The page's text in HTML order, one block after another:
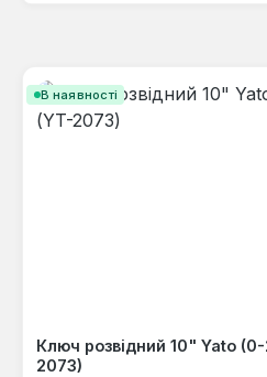
В наявності
Ключ розвідний 10" Yato
2073)